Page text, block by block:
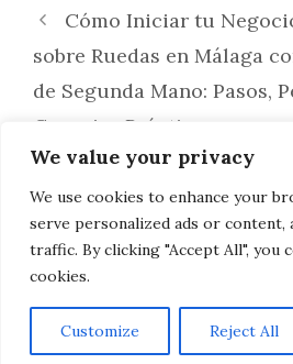
We value your privacy
We use cookies to enhance your
serve personalized ads or content,
traffic. By clicking "Accept All", you
cookies.
Customize Reject All
Cómo Iniciar tu
sobre Ruedas en Málaga
de Segunda Mano: Pasos,
Consejos Prácticos
Guía para Elegir la
Segunda Mano Ideal para
Málaga: Qué Buscar y
AVISO LEGAL, POLITICA DE